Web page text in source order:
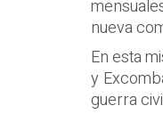
nueva
En esta
y
guerra